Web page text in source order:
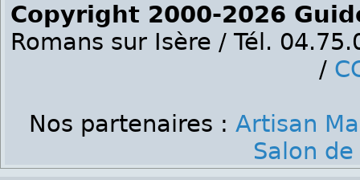
Copyright 2000-2026
Romans sur Isère / Tél.
/
Nos partenaires : Artisan
Salon